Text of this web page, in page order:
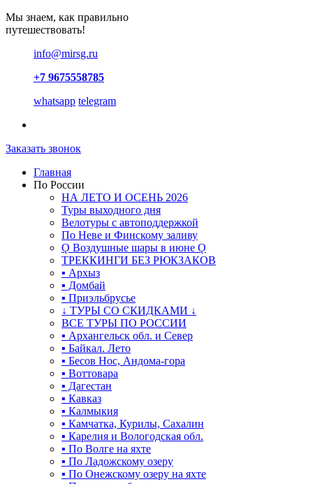
Мы знаем, как правильно
путешествовать!
info@mirsg.ru
+7 9675558785
whatsapp telegram
Заказать звонок
Главная
По России
НА ЛЕТО И ОСЕНЬ 2026
Туры выходного дня
Велотуры с автоподдержкой
По Неве и Финскому заливу
Ǫ Воздушные шары в июне Ǫ
ТРЕККИНГИ БЕЗ РЮКЗАКОВ
▪ Архыз
▪ Домбай
▪ Приэльбрусье
↓ ТУРЫ СО СКИДКАМИ ↓
ВСЕ ТУРЫ ПО РОССИИ
▪ Архангельск обл. и Север
▪ Байкал. Лето
▪ Бесов Нос, Андома-гора
▪ Воттовара
▪ Дагестан
▪ Кавказ
▪ Калмыкия
▪ Камчатка, Курилы, Сахалин
▪ Карелия и Вологодская обл.
▪ По Волге на яхте
▪ По Ладожскому озеру
▪ По Онежскому озеру на яхте